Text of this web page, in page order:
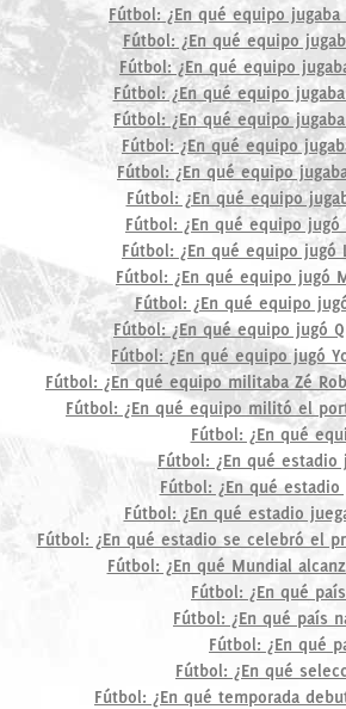
Fútbol: ¿En qué equipo
Fútbol: ¿En qué equipo
Fútbol: ¿En qué equipo
Fútbol: ¿En qué equipo
Fútbol: ¿En qué equipo
Fútbol: ¿En qué equipo
Fútbol: ¿En qué equipo
Fútbol: ¿En qué equipo
Fútbol: ¿En qué equipo
Fútbol: ¿En qué equipo jugó
Fútbol: ¿En qué equipo jugó
Fútbol: ¿En qué equipo
Fútbol: ¿En qué equipo jugó
Fútbol: ¿En qué equipo jugó
Fútbol: ¿En qué equipo militaba Zé
Fútbol: ¿En qué equipo militó el
Fútbol: ¿En qué
Fútbol: ¿En qué estadio
Fútbol: ¿En qué
Fútbol: ¿En qué estadio
Fútbol: ¿En qué estadio se celebró el
Fútbol: ¿En qué Mundial
Fútbol: ¿En qué
Fútbol: ¿En qué país
Fútbol: ¿En qué
Fútbol: ¿En qué
Fútbol: ¿En qué temporada